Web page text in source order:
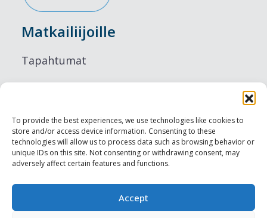
To provide the best experiences, we use technologies like cookies to
store and/or access device information. Consenting to these
technologies will allow us to process data such as browsing behavior or
unique IDs on this site. Not consenting or withdrawing consent, may
adversely affect certain features and functions.
Accept
Matkailiijoille
Tapahtumat
Ruokailu
Nähtävyydet
Visit Tallinn
Ammattilaisille